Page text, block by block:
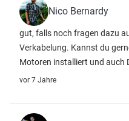
Nico Bernardy
gut, falls noch fragen dazu
Verkabelung. Kannst du
Motoren installiert und auch
vor 7 Jahre